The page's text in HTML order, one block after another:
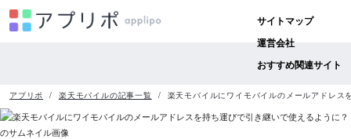
サイトマップ
運営会社
おすすめ関連サイト
アプリポ 楽天モバイルの記事一覧 楽天モバイルにワイモバイルのメールアドレス